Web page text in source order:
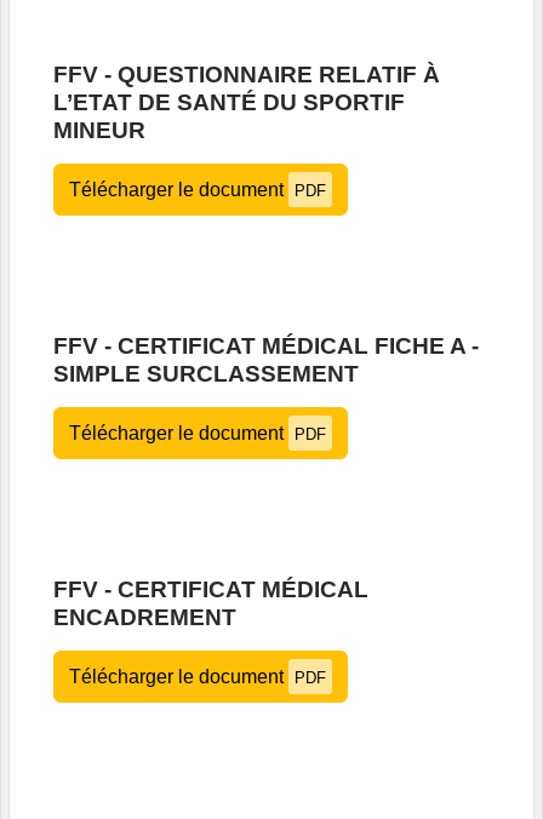
FFV - QUESTIONNAIRE RELATIF À
L’ETAT DE SANTÉ DU SPORTIF
MINEUR
Télécharger le document PDF
FFV - CERTIFICAT MÉDICAL FICHE A -
SIMPLE SURCLASSEMENT
Télécharger le document PDF
FFV - CERTIFICAT MÉDICAL
ENCADREMENT
Télécharger le document PDF